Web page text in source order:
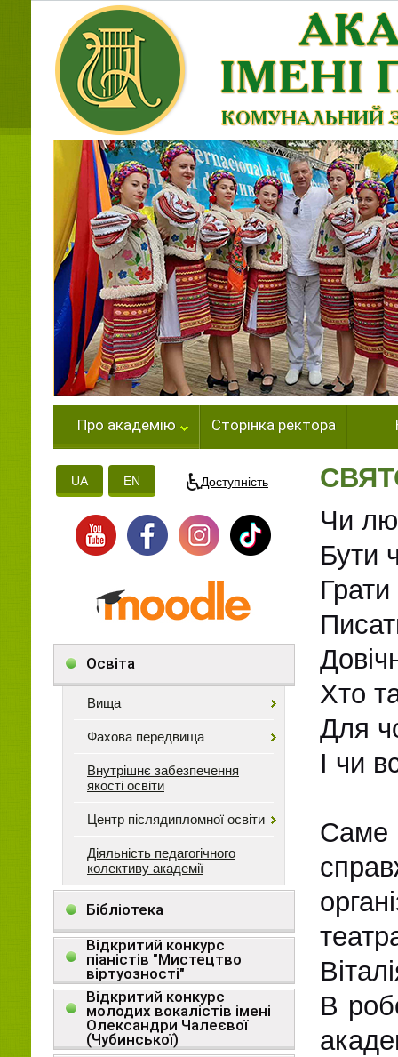
Про академію Сторінка ректора
UA EN Доступність
Освіта
Вища
Фахова передвища
Внутрішнє забезпечення
якості освіти
Центр післядипломної освіти
Діяльність педагогічного
колективу академії
Бібліотека
Відкритий конкурс
піаністів "Мистецтво
віртуозності"
Відкритий конкурс
молодих вокалістів імені
Олександри Чалеєвої
(Чубинської)
Чи
Бути
Хто
Для
І чи
Саме
В